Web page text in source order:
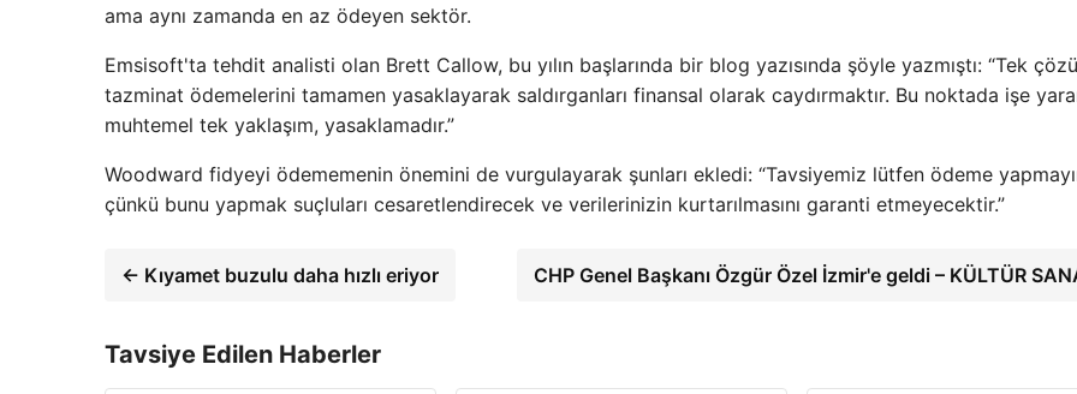
ama aynı zamanda en az ödeyen sektör.
Emsisoft'ta tehdit analisti olan Brett Callow, bu yılın başlarında bir blog yazısında şöyle yazmıştı: “Tek
tazminat ödemelerini tamamen yasaklayarak saldırganları finansal olarak caydırmaktır. Bu noktada işe
muhtemel tek yaklaşım, yasaklamadır.”
Woodward fidyeyi ödememenin önemini de vurgulayarak şunları ekledi: “Tavsiyemiz lütfen ödeme
çünkü bunu yapmak suçluları cesaretlendirecek ve verilerinizin kurtarılmasını garanti etmeyecektir.”
← Kıyamet buzulu daha hızlı eriyor CHP Genel Başkanı Özgür Özel İzmir'e geldi – KÜLTÜR
Tavsiye Edilen Haberler